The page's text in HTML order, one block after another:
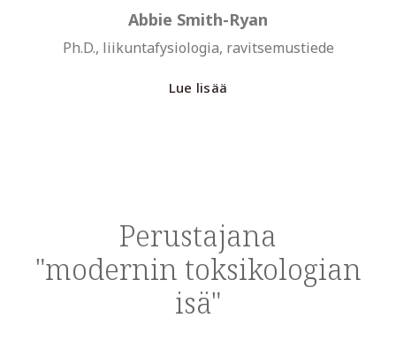
Abbie Smith-Ryan
Ph.D., liikuntafysiologia, ravitsemustiede
Lue lisää
Perustajana
"modernin toksikologian
isä"